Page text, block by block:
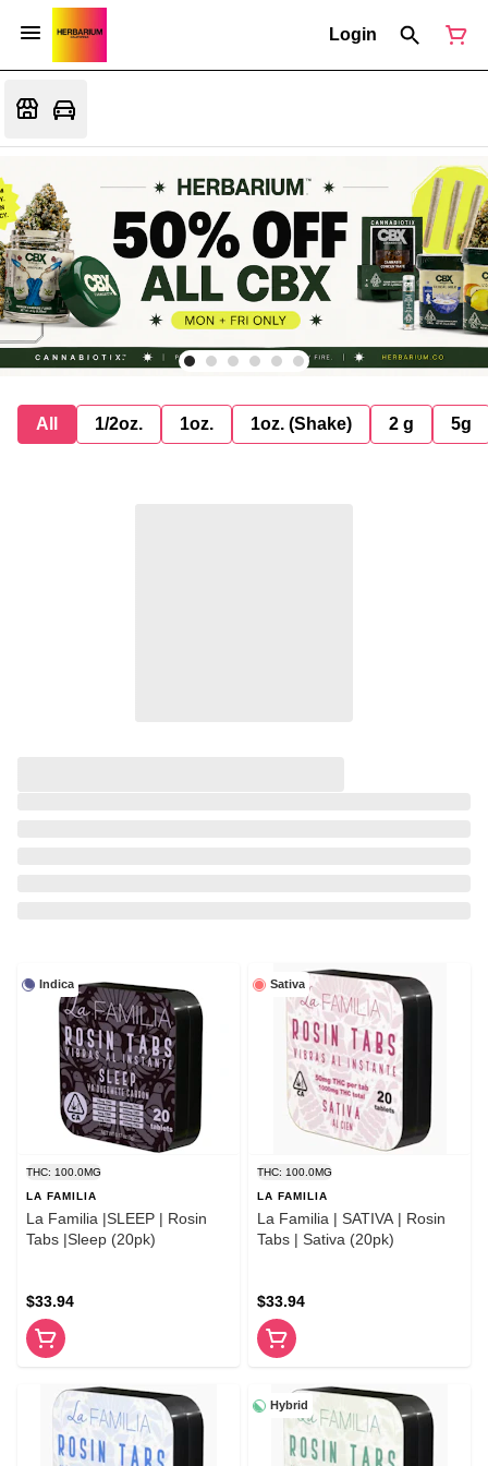
Login
All 1/2oz. 1oz. 1oz. (Shake) 2 g 5g
Indica
THC: 100.0MG
LA FAMILIA
La Familia |SLEEP | Rosin
Tabs |Sleep (20pk)
$33.94
Sativa
THC: 100.0MG
LA FAMILIA
La Familia | SATIVA | Rosin
Tabs | Sativa (20pk)
$33.94
Hybrid